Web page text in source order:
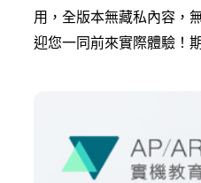
用，全版本無藏私內容，
迎您一同前來實際體驗！